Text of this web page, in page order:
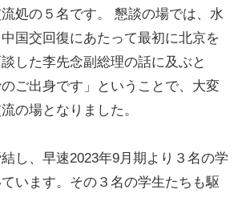
処の５名です。 懇談の場では、水
国交回復にあたって最初に北京を
した李先念副総理の話に及ぶと
のご出身です」ということで、大変
の場となりました。
し、早速2023年9月期より３名の学
います。その３名の学生たちも駆